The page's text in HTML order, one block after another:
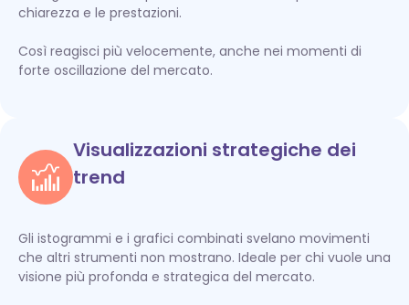
chiarezza e le prestazioni.
Così reagisci più velocemente, anche nei momenti di
forte oscillazione del mercato.
Visualizzazioni strategiche dei
trend
Gli istogrammi e i grafici combinati svelano movimenti
che altri strumenti non mostrano. Ideale per chi vuole una
visione più profonda e strategica del mercato.